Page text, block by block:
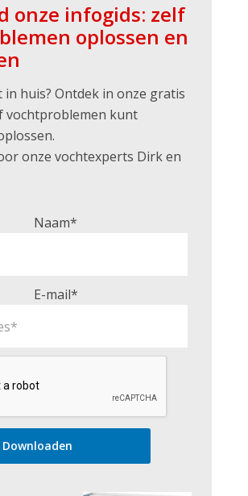
onze infogids: zelf
oplossen en
in huis? Ontdek in onze gratis
vochtproblemen kunt
onze vochtexperts Dirk en
Naam*
E-mail*